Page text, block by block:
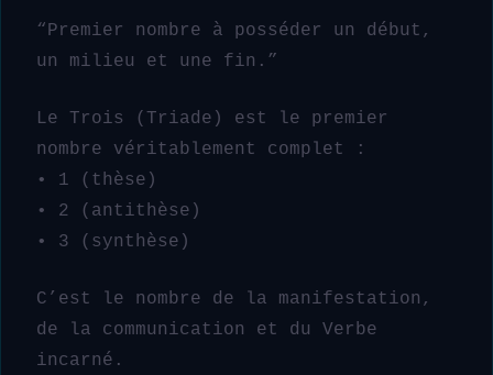
“Premier nombre à posséder un début,
un milieu et une fin.”
Le Trois (Triade) est le premier
nombre véritablement complet :
• 1 (thèse)
• 2 (antithèse)
• 3 (synthèse)
C’est le nombre de la manifestation,
de la communication et du Verbe
incarné.